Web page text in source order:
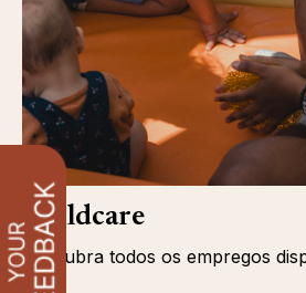
Childcare
Descubra todos os empregos
Med